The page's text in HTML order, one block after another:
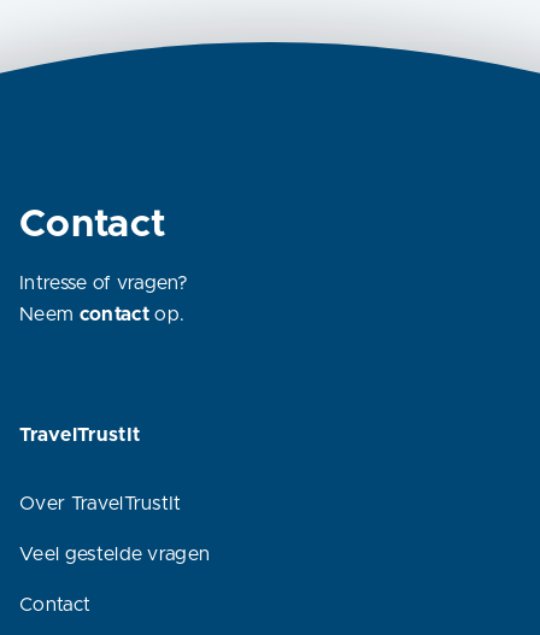
Contact
Intresse of vragen?
Neem contact op.
TravelTrustIt
Over TravelTrustIt
Veel gestelde vragen
Contact